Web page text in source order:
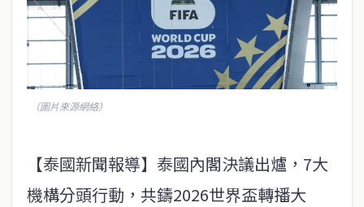
（圖片來源網絡）
【泰國新聞報導】泰國內閣決議出爐，7大
機構分頭行動，共鑄2026世界盃轉播大